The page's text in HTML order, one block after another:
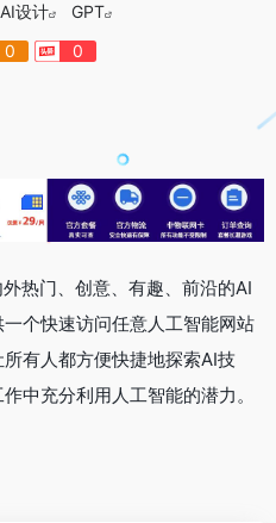
AI设计
GPT
0 0
热门、创意、有趣、前沿的AI
个快速访问任意人工智能网站
有人都方便快捷地探索AI技
中充分利用人工智能的潜力。